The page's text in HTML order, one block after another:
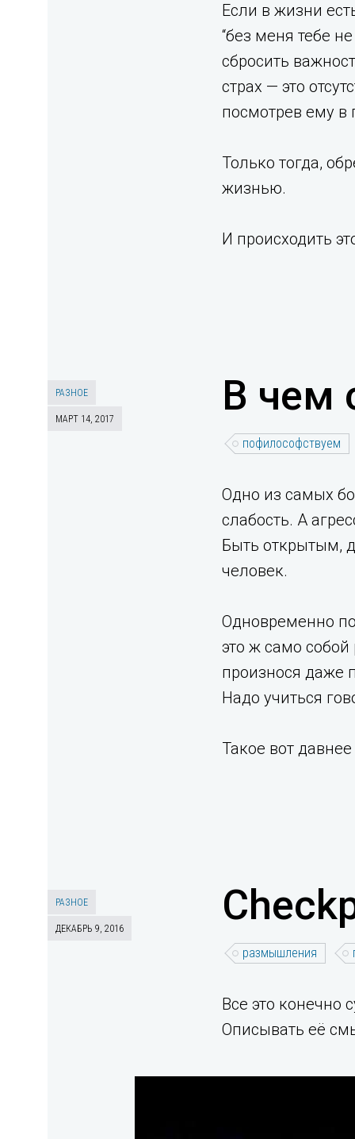
Если в жизни
“без меня тебе
сбросить
страх — это
посмотрев ему в
Только тогда,
жизнью.⁣⁣
И происходить
РАЗНОЕ
МАРТ 14, 2017 В чем
пофилософствуем
Одно из самых
слабость. А
Быть открытым,
человек.
Одновременно
это ж само
произнося даже
Надо учиться
Такое вот
РАЗНОЕ
ДЕКАБРЬ 9, 2016
размышления
Все это конечно
Описывать её